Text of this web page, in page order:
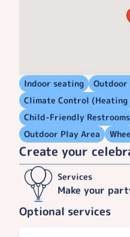
Indoor seating
Climate Control (Heating
Child-Friendly Restrooms
Outdoor Play Area
Create your
Services
Make your
Optional services